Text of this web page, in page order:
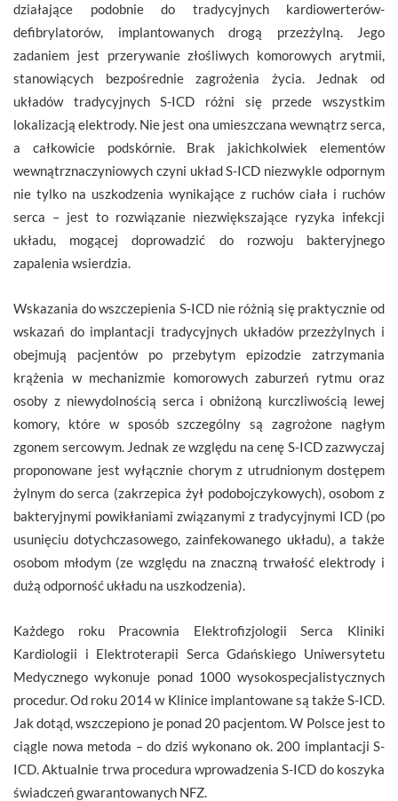
działające podobnie do tradycyjnych kardiowerterów-
defibrylatorów, implantowanych drogą przezżylną. Jego
zadaniem jest przerywanie złośliwych komorowych arytmii,
stanowiących bezpośrednie zagrożenia życia. Jednak od
układów tradycyjnych S-ICD różni się przede wszystkim
lokalizacją elektrody. Nie jest ona umieszczana wewnątrz serca,
a całkowicie podskórnie. Brak jakichkolwiek elementów
wewnątrznaczyniowych czyni układ S-ICD niezwykle odpornym
nie tylko na uszkodzenia wynikające z ruchów ciała i ruchów
serca – jest to rozwiązanie niezwiększające ryzyka infekcji
układu, mogącej doprowadzić do rozwoju bakteryjnego
zapalenia wsierdzia.
Wskazania do wszczepienia S-ICD nie różnią się praktycznie od
wskazań do implantacji tradycyjnych układów przezżylnych i
obejmują pacjentów po przebytym epizodzie zatrzymania
krążenia w mechanizmie komorowych zaburzeń rytmu oraz
osoby z niewydolnością serca i obniżoną kurczliwością lewej
komory, które w sposób szczególny są zagrożone nagłym
zgonem sercowym. Jednak ze względu na cenę S-ICD zazwyczaj
proponowane jest wyłącznie chorym z utrudnionym dostępem
żylnym do serca (zakrzepica żył podobojczykowych), osobom z
bakteryjnymi powikłaniami związanymi z tradycyjnymi ICD (po
usunięciu dotychczasowego, zainfekowanego układu), a także
osobom młodym (ze względu na znaczną trwałość elektrody i
dużą odporność układu na uszkodzenia).
Każdego roku Pracownia Elektrofizjologii Serca Kliniki
Kardiologii i Elektroterapii Serca Gdańskiego Uniwersytetu
Medycznego wykonuje ponad 1000 wysokospecjalistycznych
procedur. Od roku 2014 w Klinice implantowane są także S-ICD.
Jak dotąd, wszczepiono je ponad 20 pacjentom. W Polsce jest to
ciągle nowa metoda – do dziś wykonano ok. 200 implantacji S-
ICD. Aktualnie trwa procedura wprowadzenia S-ICD do koszyka
świadczeń gwarantowanych NFZ.